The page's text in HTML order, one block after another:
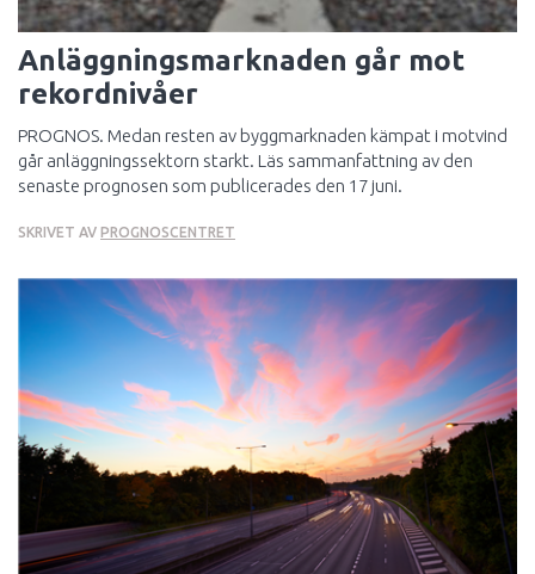
Anläggningsmarknaden går mot
rekordnivåer
PROGNOS. Medan resten av byggmarknaden kämpat i motvind
går anläggningssektorn starkt. Läs sammanfattning av den
senaste prognosen som publicerades den 17 juni.
SKRIVET AV PROGNOSCENTRET